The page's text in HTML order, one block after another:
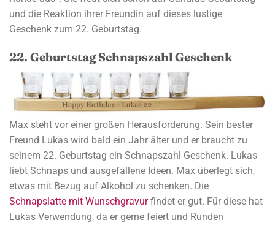
und die Reaktion ihrer Freundin auf dieses lustige
Geschenk zum 22. Geburtstag.
22. Geburtstag Schnapszahl Geschenk
Max steht vor einer großen Herausforderung. Sein bester
Freund Lukas wird bald ein Jahr älter und er braucht zu
seinem 22. Geburtstag ein Schnapszahl Geschenk. Lukas
liebt Schnaps und ausgefallene Ideen. Max überlegt sich,
etwas mit Bezug auf Alkohol zu schenken. Die
Schnapslatte mit Wunschgravurfindet er gut. Für diese hat
Lukas Verwendung, da er gerne feiert und Runden